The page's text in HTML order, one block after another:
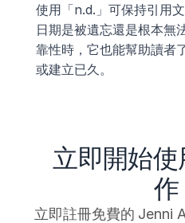
使用「n.d.」可保持引用
日期是被遺忘還是根本無
靠性時，它也能幫助讀者
或建立已久。
立即開始
作
立即註冊免費的 Jenni